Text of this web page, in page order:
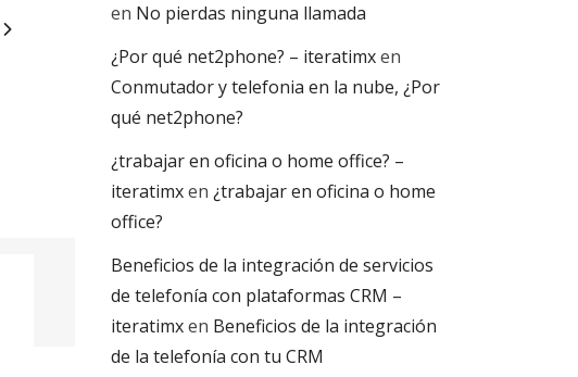
en No pierdas ninguna llamada
¿Por qué net2phone? – iteratimxen
Conmutador y telefonia en la nube, ¿Por
qué net2phone?
¿trabajar en oficina o home office? –
iteratimxen ¿trabajar en oficina o home
office?
Beneficios de la integración de servicios
de telefonía con plataformas CRM –
iteratimxen Beneficios de la integración
de la telefonía con tu CRM